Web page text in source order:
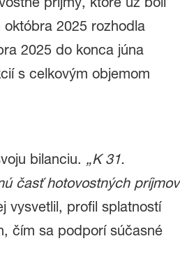
2025 rozhodla
2025 do konca júna
s celkovým objemom
bilanciu. „K 31.
časť hotovostných príjmov
vysvetlil, profil splatností
čím sa podporí súčasné